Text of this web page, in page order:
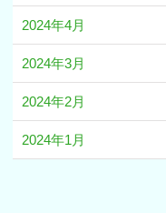
2024年4月
2024年3月
2024年2月
2024年1月